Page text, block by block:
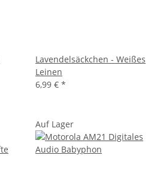
Lavendelsäckchen - Weißes
Leinen
6,99 € *
Auf Lager